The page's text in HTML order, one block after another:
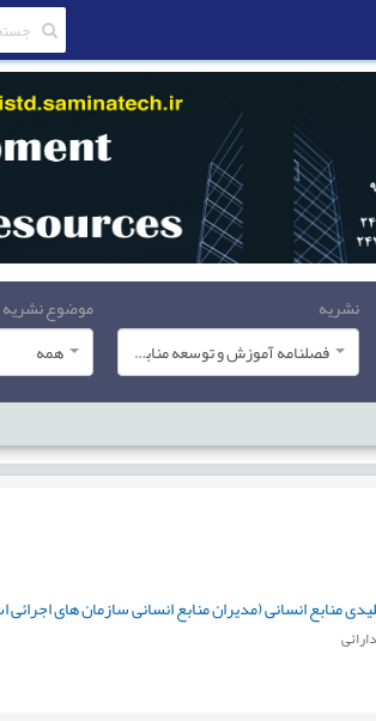
نشریه
فصلنامه آموزش و توسعه منابع انسانی
موضوع نشریه
همه
انسانی (مدیران منابع انسانی سازمان های اجرائی